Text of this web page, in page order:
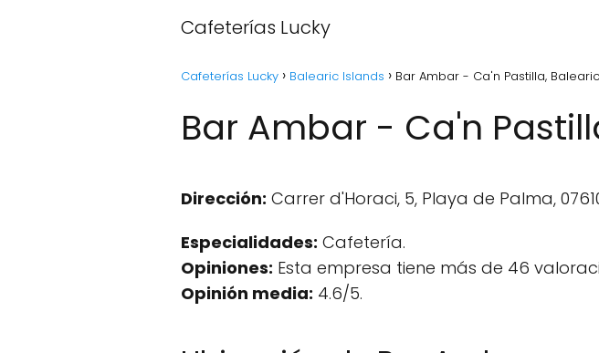
Cafeterías Lucky
Cafeterías Lucky Balearic Islands Bar Ambar - Ca'n Pastilla,
Bar Ambar - Ca'n
Dirección: Carrer d'Horaci, 5, Playa de Palma,
Especialidades: Cafetería.
Opiniones: Esta empresa tiene más de 46
Opinión media: 4.6/5.